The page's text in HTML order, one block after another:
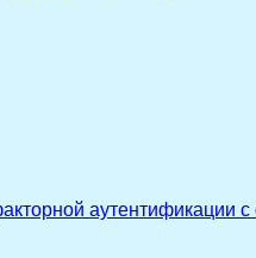
аутентификации